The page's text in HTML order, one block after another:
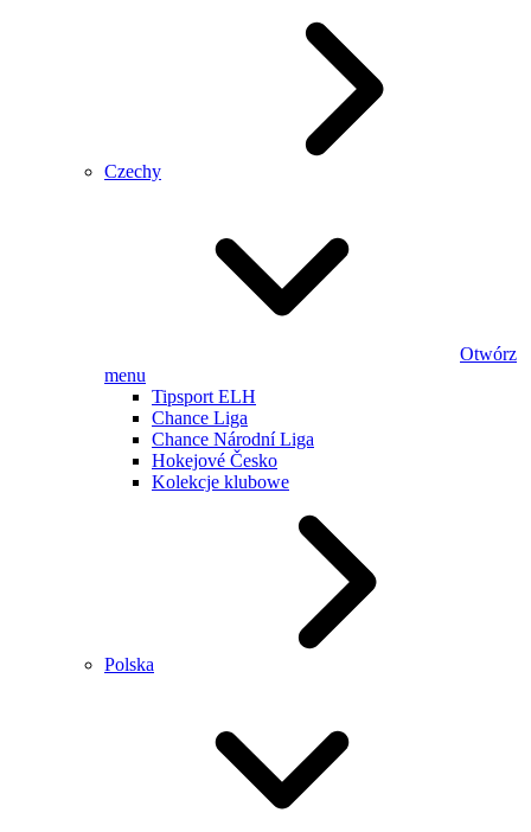
Czechy
Otwórz
menu
Tipsport ELH
Chance Liga
Chance Národní Liga
Hokejové Česko
Kolekcje klubowe
Polska